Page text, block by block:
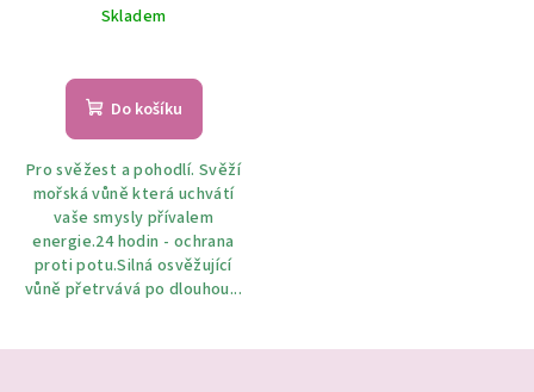
Skladem
Do košíku
Pro svěžest a pohodlí. Svěží
mořská vůně která uchvátí
vaše smysly přívalem
energie.24 hodin - ochrana
proti potu.Silná osvěžující
vůně přetrvává po dlouhou...